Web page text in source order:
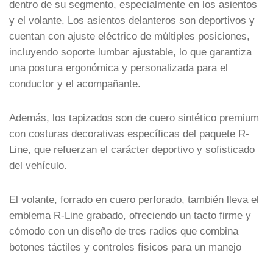
dentro de su segmento, especialmente en los asientos
y el volante. Los asientos delanteros son deportivos y
cuentan con ajuste eléctrico de múltiples posiciones,
incluyendo soporte lumbar ajustable, lo que garantiza
una postura ergonómica y personalizada para el
conductor y el acompañante.
Además, los tapizados son de cuero sintético premium
con costuras decorativas específicas del paquete R-
Line, que refuerzan el carácter deportivo y sofisticado
del vehículo.
El volante, forrado en cuero perforado, también lleva el
emblema R-Line grabado, ofreciendo un tacto firme y
cómodo con un diseño de tres radios que combina
botones táctiles y controles físicos para un manejo